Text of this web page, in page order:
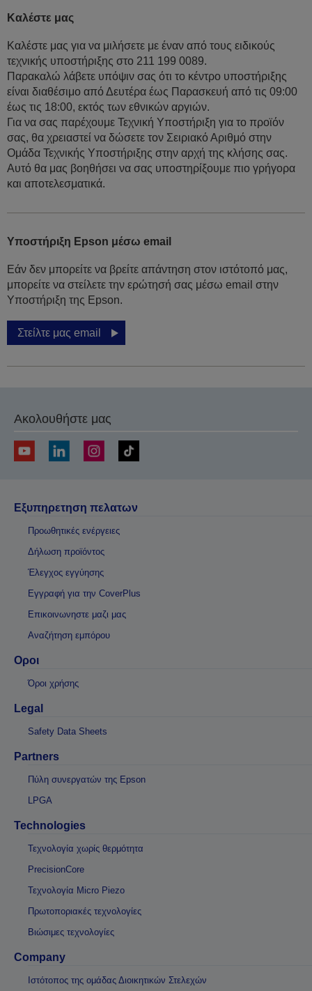
Καλέστε μας
Καλέστε μας για να μιλήσετε με έναν από τους ειδικούς
τεχνικής υποστήριξης στο 211 199 0089.
Παρακαλώ λάβετε υπόψιν σας ότι το κέντρο υποστήριξης
είναι διαθέσιμο από Δευτέρα έως Παρασκευή από τις 09:00
έως τις 18:00, εκτός των εθνικών αργιών.
Για να σας παρέχουμε Τεχνική Υποστήριξη για το προϊόν
σας, θα χρειαστεί να δώσετε τον Σειριακό Αριθμό στην
Ομάδα Τεχνικής Υποστήριξης στην αρχή της κλήσης σας.
Αυτό θα μας βοηθήσει να σας υποστηρίξουμε πιο γρήγορα
και αποτελεσματικά.
Υποστήριξη Epson μέσω email
Εάν δεν μπορείτε να βρείτε απάντηση στον ιστότοπό μας,
μπορείτε να στείλετε την ερώτησή σας μέσω email στην
Υποστήριξη της Epson.
Στείλτε μας email
Ακολουθήστε μας
Εξυπηρετηση πελατων
Προωθητικές ενέργειες
Δήλωση προϊόντος
Έλεγχος εγγύησης
Εγγραφή για την CoverPlus
Επικοινωνηστε μαζι μας
Αναζήτηση εμπόρου
Οροι
Όροι χρήσης
Legal
Safety Data Sheets
Partners
Πύλη συνεργατών της Epson
LPGA
Technologies
Τεχνολογία χωρίς θερμότητα
PrecisionCore
Τεχνολογία Micro Piezo
Πρωτοποριακές τεχνολογίες
Βιώσιμες τεχνολογίες
Company
Ιστότοπος της ομάδας Διοικητικών Στελεχών